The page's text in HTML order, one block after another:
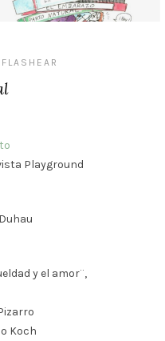
Playground
y el amor¨,
Koch